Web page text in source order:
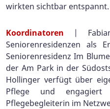
wirkten sichtbar entspannt.
Koordinatoren
|
Seniorenresidenzen als
Seniorenresidenz Im
der Am Park in der
Hollinger verfügt über
Pflege und engagiert
Pflegebegleiterin im